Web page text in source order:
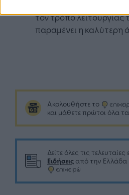
τον τρόπο λειτουργίας
παραμένει η καλύτερη
Ακολουθήστε το
και μάθετε πρώτοι όλα
Δείτε όλες τις τελευταίες
Ειδήσεις από την Ελλάδα